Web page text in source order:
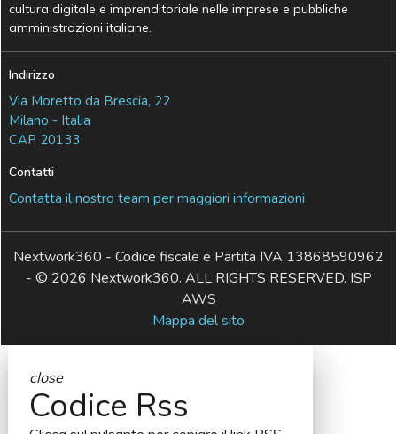
cultura digitale e imprenditoriale nelle imprese e pubbliche
amministrazioni italiane.
Indirizzo
Via Moretto da Brescia, 22
Milano - Italia
CAP 20133
Contatti
Contatta il nostro team per maggiori informazioni
Nextwork360 - Codice fiscale e Partita IVA 13868590962
- © 2026 Nextwork360. ALL RIGHTS RESERVED. ISP
AWS
Mappa del sito
close
Codice Rss